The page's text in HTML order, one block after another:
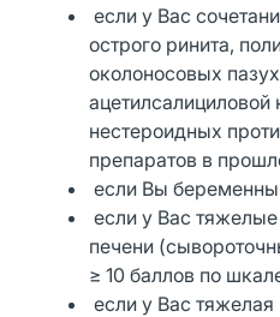
если у Вас
острого ринита,
околоносовых
ацетилсалициловой
нестероидных
препаратов в
если Вы
если у Вас
печени
≥ 10 баллов по
если у Вас тяжелая